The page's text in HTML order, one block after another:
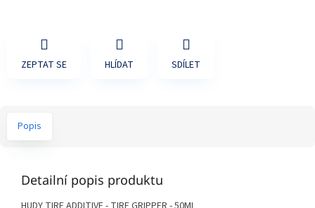
ZEPTAT SE HLÍDAT SDÍLET
Popis
Detailní popis produktu